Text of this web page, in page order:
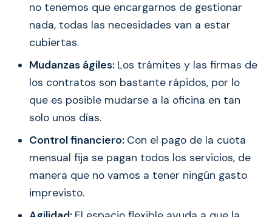
no tenemos que encargarnos de gestionar
nada, todas las necesidades van a estar
cubiertas.
Mudanzas ágiles: Los trámites y las firmas de
los contratos son bastante rápidos, por lo
que es posible mudarse a la oficina en tan
solo unos días.
Control financiero: Con el pago de la cuota
mensual fija se pagan todos los servicios, de
manera que no vamos a tener ningún gasto
imprevisto.